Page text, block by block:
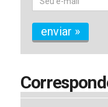
enviar »